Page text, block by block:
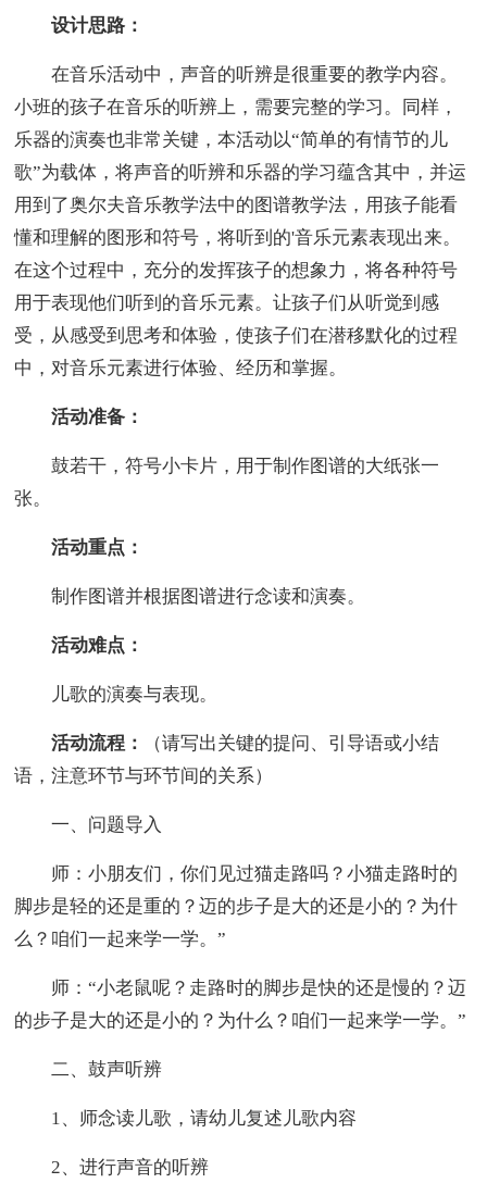
设计思路：
在音乐活动中，声音的听辨是很重要的教学内容。
小班的孩子在音乐的听辨上，需要完整的学习。同样，
乐器的演奏也非常关键，本活动以“简单的有情节的儿
歌”为载体，将声音的听辨和乐器的学习蕴含其中，并运
用到了奥尔夫音乐教学法中的图谱教学法，用孩子能看
懂和理解的图形和符号，将听到的'音乐元素表现出来。
在这个过程中，充分的发挥孩子的想象力，将各种符号
用于表现他们听到的音乐元素。让孩子们从听觉到感
受，从感受到思考和体验，使孩子们在潜移默化的过程
中，对音乐元素进行体验、经历和掌握。
活动准备：
鼓若干，符号小卡片，用于制作图谱的大纸张一
张。
活动重点：
制作图谱并根据图谱进行念读和演奏。
活动难点：
儿歌的演奏与表现。
活动流程：
（请写出关键的提问、引导语或小结
语，注意环节与环节间的关系）
一、问题导入
师：小朋友们，你们见过猫走路吗？小猫走路时的
脚步是轻的还是重的？迈的步子是大的还是小的？为什
么？咱们一起来学一学。”
师：“小老鼠呢？走路时的脚步是快的还是慢的？迈
的步子是大的还是小的？为什么？咱们一起来学一学。”
二、鼓声听辨
1、师念读儿歌，请幼儿复述儿歌内容
2、进行声音的听辨